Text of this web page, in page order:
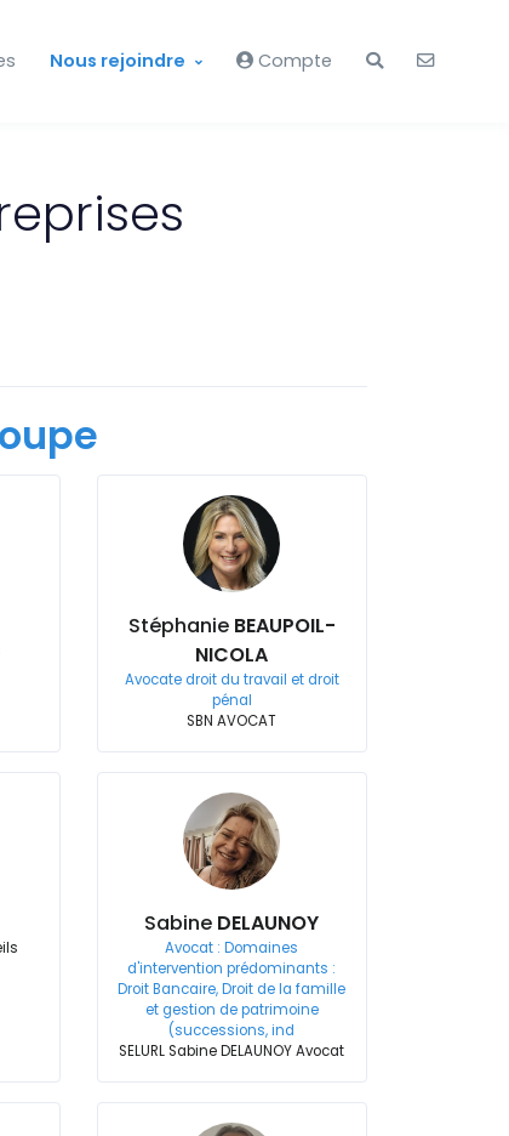
Nous rejoindre Compte
Stéphanie BEAUPOIL-
NICOLA
Avocate droit du travail et droit
pénal
SBN AVOCAT
Sabine DELAUNOY
Avocat : Domaines
d'intervention prédominants :
Droit Bancaire, Droit de la famille
et gestion de patrimoine
(successions, ind
SELURL Sabine DELAUNOY Avocat